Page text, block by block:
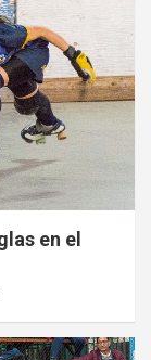
en el